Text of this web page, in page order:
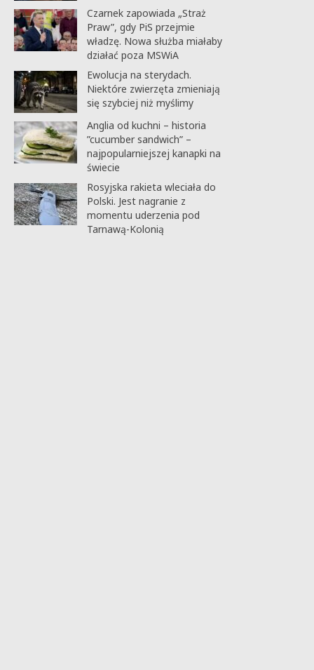
Czarnek zapowiada „Straż
Praw”, gdy PiS przejmie
władzę. Nowa służba miałaby
działać poza MSWiA
Ewolucja na sterydach.
Niektóre zwierzęta zmieniają
się szybciej niż myślimy
Anglia od kuchni – historia
”cucumber sandwich” –
najpopularniejszej kanapki na
świecie
Rosyjska rakieta wleciała do
Polski. Jest nagranie z
momentu uderzenia pod
Tarnawą-Kolonią